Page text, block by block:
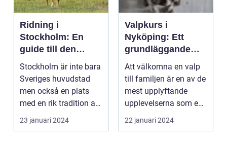
Ridning i
Stockholm: En
guide till den
ultimata
upplevelsen
Stockholm är inte bara
Sveriges huvudstad
men också en plats
med en rik tradition av
h&au...
23 januari 2024
Valpkurs i
Nyköping: Ett
grundläggande
steg för din hund
Att välkomna en valp
till familjen är en av de
mest upplyftande
upplevelserna som en
hundälskare kan...
22 januari 2024